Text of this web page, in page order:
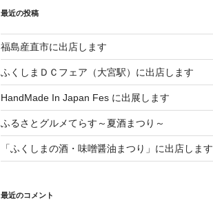
最近の投稿
福島産直市に出店します
ふくしまＤＣフェア（大宮駅）に出店します
HandMade In Japan Fes に出展します
ふるさとグルメてらす～夏酒まつり～
「ふくしまの酒・味噌醤油まつり」に出店します
最近のコメント